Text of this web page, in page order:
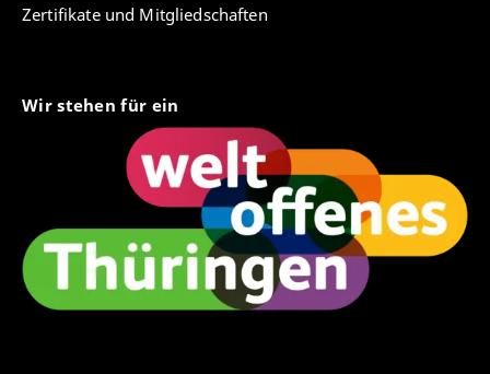
Zertifikate und Mitgliedschaften
Wir stehen für ein